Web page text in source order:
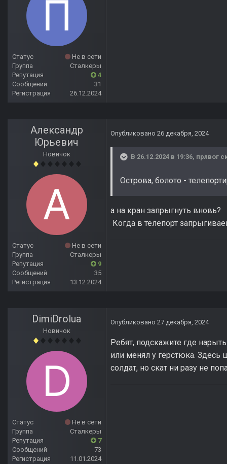
Статус
Не в сети
Группа
Сталкеры
Репутация
4
Сообщений
31
Регистрация
26.12.2024
Александр
Юрьевич
Новичок
Статус
Не в сети
Группа
Сталкеры
Репутация
9
Сообщений
35
Регистрация
13.12.2024
Опубликовано 26 декабря, 2024
В 26.12.2024 в 19:36, прлвог
Острова, болото -
а на кран запрыгнуть вновь?
Когда в телепорт
DimiDrolua
Новичок
Статус
Не в сети
Группа
Сталкеры
Репутация
7
Сообщений
73
Регистрация
11.01.2024
Опубликовано 27 декабря, 2024
Ребят, подскажите где
или менял у герстюка. Здесь
солдат, но скат ни разу не